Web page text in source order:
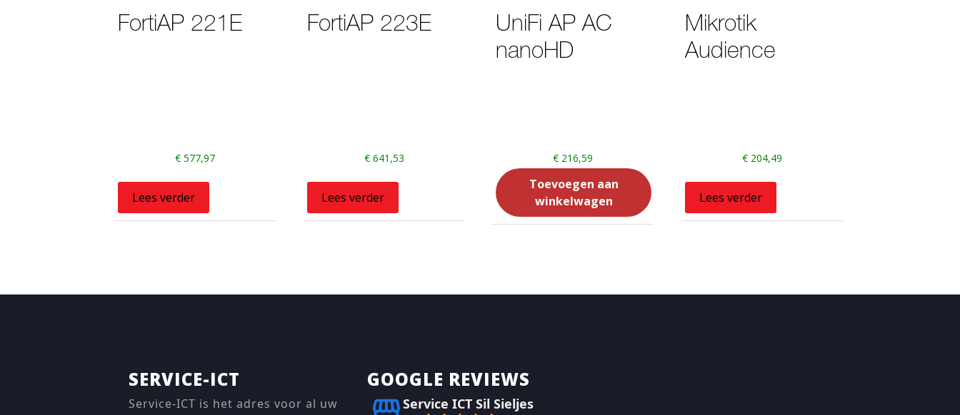
FortiAP 221E
€577,97
Lees verder
FortiAP 223E
€641,53
Lees verder
UniFi AP AC
nanoHD
€ 216,59
Toevoegen aan
winkelwagen
Mikrotik
Audience
€204,49
Lees verder
SERVICE-ICT
Service-ICT is het adres voor al uw
GOOGLE REVIEWS
Service ICT Sil Sieljes